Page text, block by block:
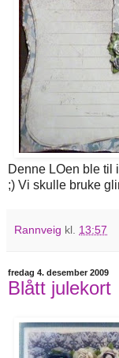
Denne LOen ble til
;) Vi skulle bruke
Rannveig kl. 13:57
fredag 4. desember 2009
Blått julekort